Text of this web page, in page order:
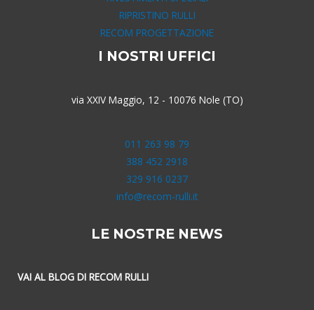
RIPRISTINO RULLI
RECOM PROGETTAZIONE
I NOSTRI UFFICI
via XXIV Maggio, 12 - 10076 Nole (TO)
011 263 98 79
388 452 2918
329 916 0237
info@recom-rulli.it
LE NOSTRE NEWS
VAI AL BLOG DI RECOM RULLI